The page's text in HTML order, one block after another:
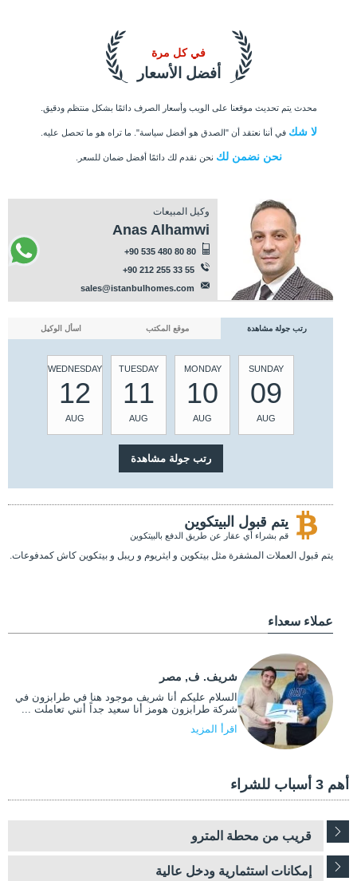
أفضل الأسعار
في كل مرة
محدث يتم تحديث موقعنا على الويب وأسعار الصرف دائمًا بشكل منتظم ودقيق.
لا شك في أننا نعتقد أن "الصدق هو أفضل سياسة". ما تراه هو ما تحصل عليه.
نحن نضمن لك نحن نقدم لك دائمًا أفضل ضمان للسعر.
وكيل المبيعات
Anas Alhamwi
+90 535 480 80 80
+90 212 255 33 55
sales@istanbulhomes.com
رتب جولة مشاهدة موقع المكتب اسأل الوكيل
SUNDAY
09
AUG
MONDAY
10
AUG
TUESDAY
11
AUG
WEDNESDAY
12
AUG
يتم قبول البيتكوين
قم بشراء أي عقار عن طريق الدفع بالبيتكوين
يتم قبول العملات المشفرة مثل بيتكوين و ايثريوم و ريبل و بيتكوين كاش كمدفوعات.
عملاء سعداء
شريف. ف, مصر
السلام عليكم أنا شريف موجود هنا في طرابزون في
شركة طرابزون هومز أنا سعيد جداً أنني تعاملت ...
اقرأ المزيد
أهم 3 أسباب للشراء
قريب من محطة المترو
إمكانات استثمارية ودخل عالية